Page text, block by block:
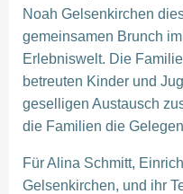
Noah Gelsenkirchen
gemeinsamen Brunch
Erlebniswelt. Die
betreuten Kinder und
geselligen Austausch
die Familien die
Für Alina Schmitt,
Gelsenkirchen, und ihr